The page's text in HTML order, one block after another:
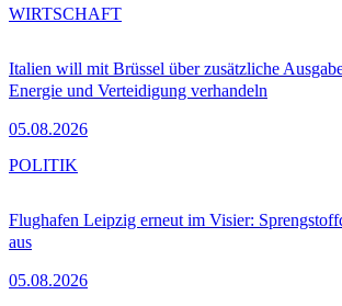
Italien will mit Brüssel über zusätzliche
Energie und Verteidigung verhandeln
05.08.2026
WIRTSCHAFT
Flughafen Leipzig erneut im Visier:
aus
05.08.2026
POLITIK